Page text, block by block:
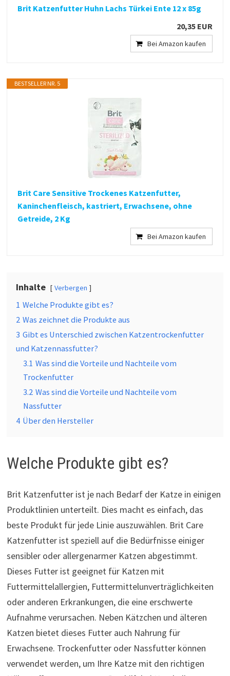
Brit Katzenfutter Huhn Lachs Türkei Ente 12 x 85g
20,35 EUR
Bei Amazon kaufen
BESTSELLER NR. 5
Brit Care Sensitive Trockenes Katzenfutter,
Kaninchenfleisch, kastriert, Erwachsene, ohne
Getreide, 2 Kg
Bei Amazon kaufen
Inhalte Verbergen
1 Welche Produkte gibt es?
2 Was zeichnet die Produkte aus
3 Gibt es Unterschied zwischen Katzentrockenfutter
und Katzennassfutter?
3.1 Was sind die Vorteile und Nachteile vom
Trockenfutter
3.2 Was sind die Vorteile und Nachteile vom
Nassfutter
4 Über den Hersteller
Welche Produkte gibt es?
Brit Katzenfutter ist je nach Bedarf der Katze in einigen
Produktlinien unterteilt. Dies macht es einfach, das
beste Produkt für jede Linie auszuwählen. Brit Care
Katzenfutter ist speziell auf die Bedürfnisse einiger
sensibler oder allergenarmer Katzen abgestimmt.
Dieses Futter ist geeignet für Katzen mit
Futtermittelallergien, Futtermittelunverträglichkeiten
oder anderen Erkrankungen, die eine erschwerte
Aufnahme verursachen. Neben Kätzchen und älteren
Katzen bietet dieses Futter auch Nahrung für
Erwachsene. Trockenfutter oder Nassfutter können
verwendet werden, um Ihre Katze mit den richtigen